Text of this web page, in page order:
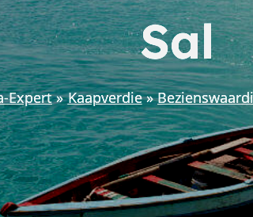
Sal
Expert Kaapverdie